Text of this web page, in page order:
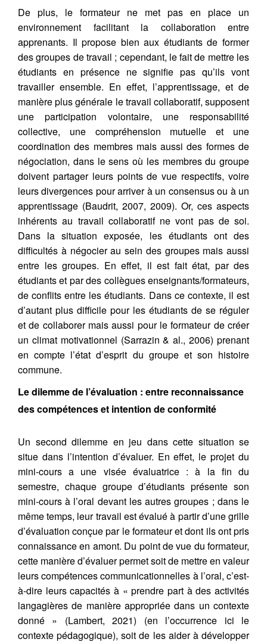
De plus, le formateur ne met pas en place un
environnement facilitant la collaboration entre
apprenants. Il propose bien aux étudiants de former
des groupes de travail ; cependant, le fait de mettre les
étudiants en présence ne signifie pas qu’ils vont
travailler ensemble. En effet, l’apprentissage, et de
manière plus générale le travail collaboratif, supposent
une participation volontaire, une responsabilité
collective, une compréhension mutuelle et une
coordination des membres mais aussi des formes de
négociation, dans le sens où les membres du groupe
doivent partager leurs points de vue respectifs, voire
leurs divergences pour arriver à un consensus ou à un
apprentissage (Baudrit, 2007, 2009). Or, ces aspects
inhérents au travail collaboratif ne vont pas de soi.
Dans la situation exposée, les étudiants ont des
difficultés à négocier au sein des groupes mais aussi
entre les groupes. En effet, il est fait état, par des
étudiants et par des collègues enseignants/formateurs,
de conflits entre les étudiants. Dans ce contexte, il est
d’autant plus difficile pour les étudiants de se réguler
et de collaborer mais aussi pour le formateur de créer
un climat motivationnel (Sarrazin & al., 2006) prenant
en compte l’état d’esprit du groupe et son histoire
commune.
Le dilemme de l’évaluation : entre reconnaissance
des compétences et intention de conformité
Un second dilemme en jeu dans cette situation se
situe dans l’intention d’évaluer. En effet, le projet du
mini-cours a une visée évaluatrice : à la fin du
semestre, chaque groupe d’étudiants présente son
mini-cours à l’oral devant les autres groupes ; dans le
même temps, leur travail est évalué à partir d’une grille
d’évaluation conçue par le formateur et dont ils ont pris
connaissance en amont. Du point de vue du formateur,
cette manière d’évaluer permet soit de mettre en valeur
leurs compétences communicationnelles à l’oral, c’est-
à-dire leurs capacités à « prendre part à des activités
langagières de manière appropriée dans un contexte
donné » (Lambert, 2021) (en l’occurrence ici le
contexte pédagogique), soit de les aider à développer